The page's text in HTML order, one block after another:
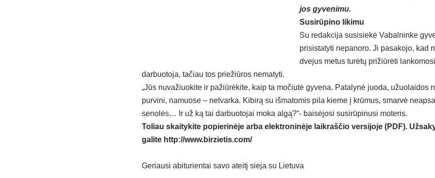
jos gyvenimu.
Susirūpino likimu
Su redakcija susisiekė Vabalninke
prisistatyti nepanoro. Ji pasakojo, kad
dvejus metus turėtų prižiūrėti
darbuotoja, tačiau tos priežiūros nematyti.
„Jūs nuvažiuokite ir pažiūrėkite, kaip ta močiutė gyvena. Patalynė juoda, užuolaidos
purvini, namuose – netvarka. Kibirą su išmatomis pila kieme į krūmus, smarvė
senolės… Ir už ką tai darbuotojai moka algą?“- baisėjosi susirūpinusi moteris.
Toliau skaitykite popierinėje arba elektroninėje laikraščio versijoje (PDF).
galite http://www.birzietis.com/
Geriausi abiturientai savo ateitį sieja su Lietuva